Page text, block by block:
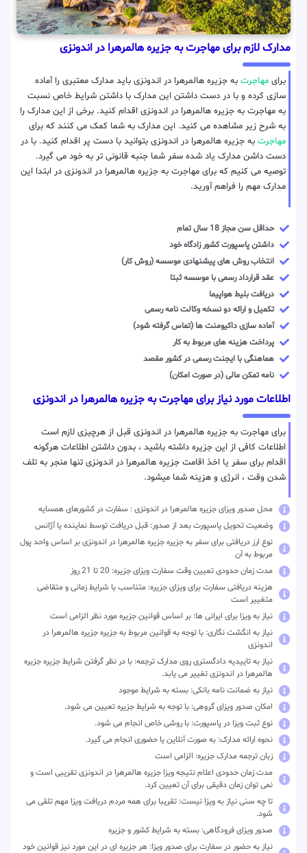
مدارک لازم برای مهاجرت به جزیره هالمرهرا در اندونزی
برای مهاجرت به جزیره هالمرهرا در اندونزی باید مدارک معتبری را آماده
سازی کرده و با در دست داشتن این مدارک با داشتن شرایط خاص نسبت
به مهاجرت به جزیره هالمرهرا در اندونزی اقدام کنید. برخی از این مدارک را
به شرح زیر مشاهده می کنید. این مدارک به شما کمک می کنند که برای
مهاجرت به جزیره هالمرهرا در اندونزی بتوانید با دست پر اقدام کنید. با در
دست داشن مدارک یاد شده سفر شما جنبه قانونی تر به خود می گیرد.
توصیه می کنیم که برای مهاجرت به جزیره هالمرهرا در اندونزی در ابتدا این
مدارک مهم را فراهم آورید.
حداقل سن مجاز 18 سال تمام
داشتن پاسپورت کشور زادگاه خود
انتخاب روش های پیشنهادی موسسه (روش کار)
عقد قرارداد رسمی با موسسه ثبتا
دریافت بلیط هواپیما
تکمیل و ارائه دو نسخه وکالت نامه رسمی
آماده سازی داکیومنت ها (تماس گرفته شود)
پرداخت هزینه های مربوط به کار
هماهنگی با ایجنت رسمی در کشور مقصد
نامه تمکن مالی (در صورت امکان)
اطلاعات مورد نیاز برای مهاجرت به جزیره هالمرهرا در اندونزی
برای مهاجرت به جزیره هالمرهرا در اندونزی قبل از هرچیزی لازم است
اطلاعات کافی از این جزیره داشته باشید ، بدون داشتن اطلاعات هرگونه
اقدام برای سفر یا اخذ اقامت جزیره هالمرهرا در اندونزی تنها منجر به تلف
شدن وقت ، انرژی و هزینه شما میشود.
محل صدور ویزای جزیره هالمرهرا در اندونزی : سفارت در کشورهای همسایه
وضعیت تحویل پاسپورت بعد از صدور: قبل دریافت توسط نماینده یا آژانس
نوع ارز دریافتی برای سفر به جزیره جزیره هالمرهرا در اندونزی بر اساس واحد پول
مربوط به آن
مدت زمان حدودی تعیین وقت سفارت ویزای جزیره: 20 تا 21 روز
هزینه دریافتی سفارت برای ویزای جزیره: متناسب با شرایط زمانی و متقاضی
متغییر است
نیاز به ویزا برای ایرانی ها: بر اساس قوانین جزیره مورد نظر الزامی است
نیاز به انگشت نگاری: با توجه به قوانین مربوط به جزیره جزیره هالمرهرا در
اندونزی
نیاز به تاییدیه دادگستری روی مدارک ترجمه: با در نظر گرفتن شرایط جزیره جزیره
هالمرهرا در اندونزی تغییر می یابد.
نیاز به ضمانت نامه بانکی: بسته به شرایط موجود
امکان صدور ویزای گروهی: با توجه به شرایط جزیره تعیین می شود.
نوع ثبت ویزا در پاسپورت: با روشی خاص انجام می شود.
نحوه ارائه مدارک: به صورت آنلاین یا حضوری انجام می گیرد.
زبان ترجمه مدارک جزیره: الزامی است
مدت زمان حدودی اعلام نتیجه ویزا جزیره هالمرهرا در اندونزی تقریبی است و
نمی توان زمان دقیقی برای آن تعیین کرد.
تا چه سنی نیاز به ویزا نیست: تقریبا برای همه مردم دریافت ویزا مهم تلقی می
شود.
صدور ویزای فرودگاهی: بسته به شرایط کشور و جزیره
نیاز به حضور در سفارت برای صدور ویزا: هر جزیره ای در این مورد نیز قوانین خود